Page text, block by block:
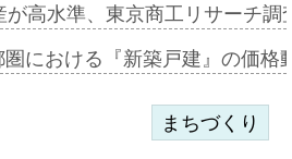
が高水準、東京商工リサーチ
圏における『新築戸建』の価
まちづくり